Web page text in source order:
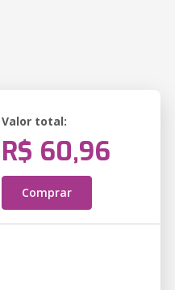
Valor total:
R$ 60,96
Comprar